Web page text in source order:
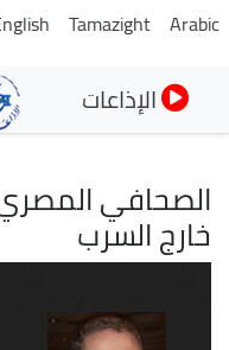
Arabic
Tamazight
الإذاعات
الصحافي
خارج السرب